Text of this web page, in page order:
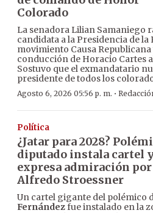
Colorado
La senadora Lilian Samaniego
candidata a la Presidencia de la
movimiento Causa
conducción de Horacio Cartes
Sostuvo que el exmandatario
presidente de todos los
Agosto 6, 2026 05:56 p. m. ·
Política
¿Jatar para 2028?
diputado instala cartel
expresa admiración por
Alfredo Stroessner
Un cartel gigante del polémico
Fernándezfue instalado en la